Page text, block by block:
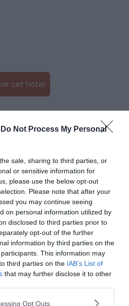
Do Not Process My Personal
sale, sharing to third parties, or
or sensitive information for
please use the below opt-out
Please note that after your
you may continue seeing
on personal information utilized by
disclosed to third parties prior to
opt-out of the further
information by third parties on the
participants. This information may
third parties on the IAB’s List of
that may further disclose it to other
Opt Outs
cet hôtel
Crédit photo :Booking